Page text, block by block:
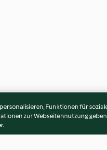
Funktionen für
zur Webseitennutzung